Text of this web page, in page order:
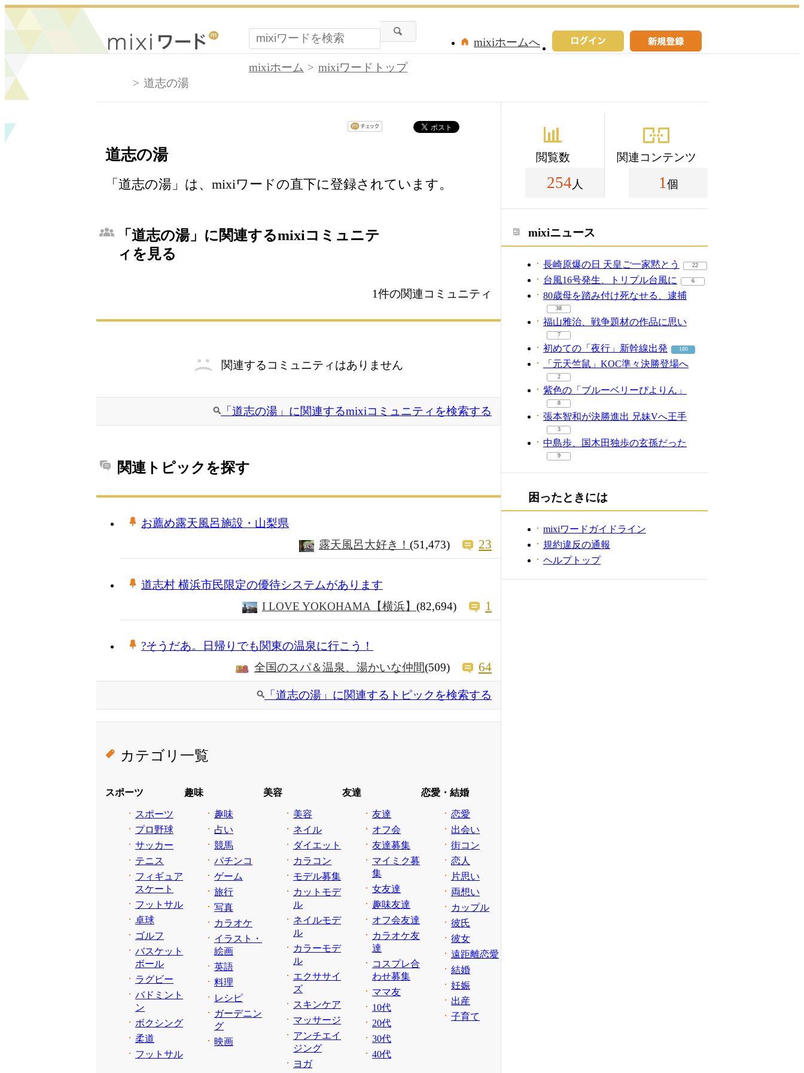
mixiホームへ
mixiホーム
mixiワードトップ
道志の湯
道志の湯
「道志の湯」は、mixiワードの直下に登録されています。
「道志の湯」に関連するmixiコミュニテ
ィを見る
1件の関連コミュニティ
関連するコミュニティはありません
「道志の湯」に関連するmixiコミュニティを検索する
関連トピックを探す
お薦め露天風呂施設・山梨県
露天風呂大好き！ (51,473) 23
道志村 横浜市民限定の優待システムがあります
I LOVE YOKOHAMA【横浜】 (82,694) 1
?そうだあ。日帰りでも関東の温泉に行こう！
全国のスパ＆温泉、湯かいな仲間(509) 64
「道志の湯」に関連するトピックを検索する
カテゴリ一覧
スポーツ
スポーツ
プロ野球
サッカー
テニス
フィギュア
スケート
フットサル
卓球
ゴルフ
バスケット
ボール
ラグビー
バドミント
ン
ボクシング
柔道
フットサル
趣味
趣味
占い
競馬
パチンコ
ゲーム
旅行
写真
カラオケ
イラスト・
絵画
英語
料理
レシピ
ガーデニン
グ
映画
美容
美容
ネイル
ダイエット
カラコン
モデル募集
カットモデ
ル
ネイルモデ
ル
カラーモデ
ル
エクササイ
ズ
スキンケア
マッサージ
アンチエイ
ジング
ヨガ
友達
友達
オフ会
友達募集
マイミク募
集
女友達
趣味友達
オフ会友達
カラオケ友
達
コスプレ合
わせ募集
ママ友
10代
20代
30代
40代
恋愛・結婚
恋愛
出会い
街コン
恋人
片思い
両想い
カップル
彼氏
彼女
遠距離恋愛
結婚
妊娠
出産
子育て
閲覧数
254 人
関連コンテンツ
1 個
mixiニュース
長崎原爆の日 天皇ご一家黙とう 22
台風16号発生、トリプル台風に 6
80歳母を踏み付け死なせる、逮捕
38
福山雅治、戦争題材の作品に思い
7
初めての「夜行」新幹線出発 180
「元天竺鼠」KOC準々決勝登場へ
2
紫色の「ブルーベリーぴよりん」
8
張本智和が決勝進出 兄妹Vへ王手
3
中島歩、国木田独歩の玄孫だった
9
困ったときには
mixiワードガイドライン
規約違反の通報
ヘルプトップ